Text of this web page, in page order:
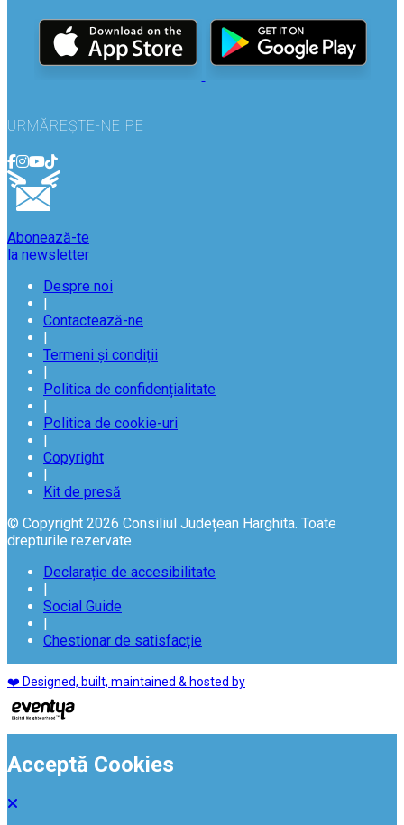
URMĂREȘTE-NE PE
Abonează-te
la newsletter
Despre noi
|
Contactează-ne
|
Termeni și condiții
|
Politica de confidențialitate
|
Politica de cookie-uri
|
Copyright
|
Kit de presă
© Copyright 2026 Consiliul Județean Harghita. Toate
drepturile rezervate
Declarație de accesibilitate
|
Social Guide
|
Chestionar de satisfacție
❤️ Designed, built, maintained & hosted by
Acceptă Cookies